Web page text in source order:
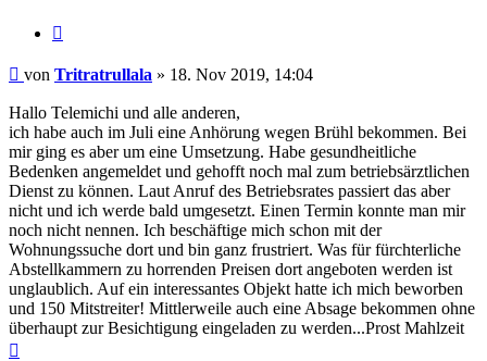
Beitrag
von Tritratrullala » 18. Nov 2019, 14:04
Hallo Telemichi und alle anderen,
ich habe auch im Juli eine Anhörung wegen Brühl bekommen. Bei
mir ging es aber um eine Umsetzung. Habe gesundheitliche
Bedenken angemeldet und gehofft noch mal zum betriebsärztlichen
Dienst zu können. Laut Anruf des Betriebsrates passiert das aber
nicht und ich werde bald umgesetzt. Einen Termin konnte man mir
noch nicht nennen. Ich beschäftige mich schon mit der
Wohnungssuche dort und bin ganz frustriert. Was für fürchterliche
Abstellkammern zu horrenden Preisen dort angeboten werden ist
unglaublich. Auf ein interessantes Objekt hatte ich mich beworben
und 150 Mitstreiter! Mittlerweile auch eine Absage bekommen ohne
überhaupt zur Besichtigung eingeladen zu werden...Prost Mahlzeit